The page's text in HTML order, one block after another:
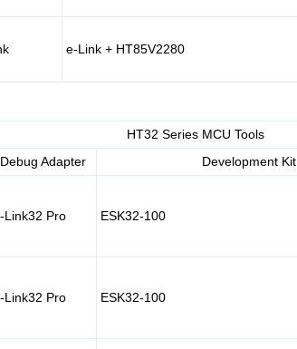
e-Link + HT85V2280
HT32 Series MCU Tools
Debug Adapter Development Kit
Link32 Pro ESK32-100
Link32 Pro ESK32-100